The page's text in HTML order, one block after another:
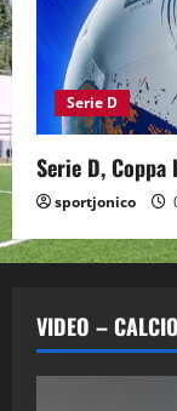
Serie D
Serie D,
sportjonico
VIDEO –